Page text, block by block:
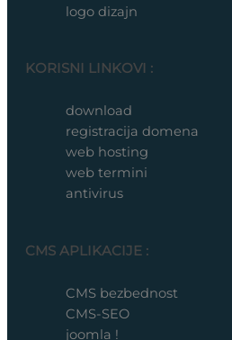
logo dizajn
KORISNI LINKOVI :
download
registracija domena
web hosting
web termini
antivirus
CMS APLIKACIJE :
CMS bezbednost
CMS-SEO
joomla !